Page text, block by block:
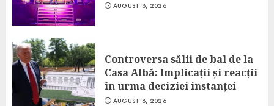
AUGUST 8, 2026
Controversa sălii de bal de la
Casa Albă: Implicații și reacții
în urma deciziei instanței
AUGUST 8, 2026